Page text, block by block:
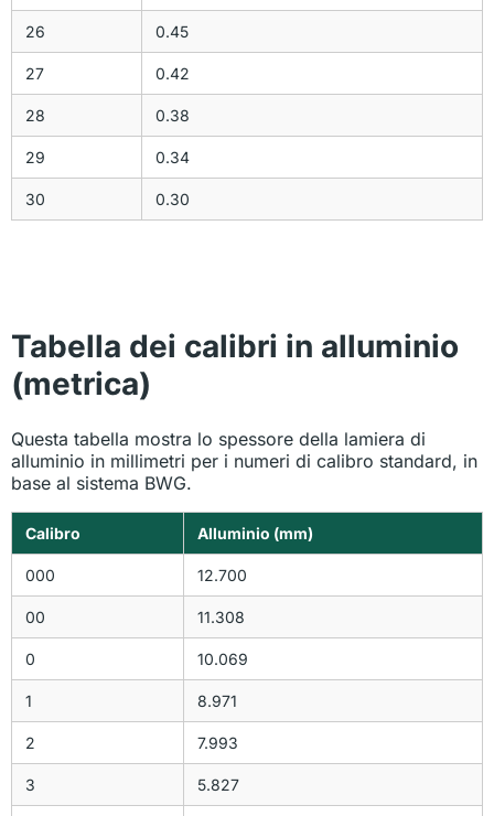
26 0.45
27 0.42
28 0.38
29 0.34
30 0.30
Tabella dei calibri in alluminio
(metrica)
Questa tabella mostra lo spessore della lamiera di
alluminio in millimetri per i numeri di calibro standard, in
base al sistema BWG.
Calibro Alluminio (mm)
000 12.700
00 11.308
0 10.069
1 8.971
2 7.993
3 5.827